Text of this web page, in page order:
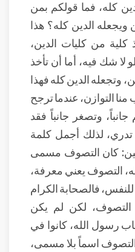
كله، فما قولكم بمن
الدين كله؟ هذا
كلية من كليات الدين،
لا شك فيه، أما أن تأخذ
وتجعله الدين كله فهذا
التوازن، عندما ترجح
وتصغر جانباً فقد
لذلك أجمل كلمة
كان التصوف مسمى
التصوف يعني معرفة،
فالصحابة الكرام
لكن لم يكن
رسول الله، كانوا في
اسماً بلا مسمى،